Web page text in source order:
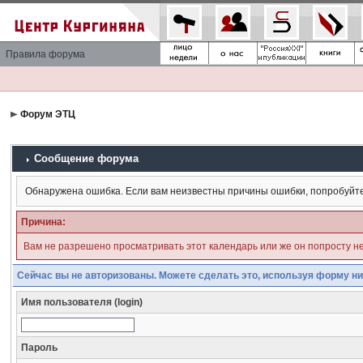
Правила форума
Форум ЭТЦ
Сообщение форума
Обнаружена ошибка. Если вам неизвестны причины ошибки,
Причина:
Вам не разрешено просматривать этот календарь или же он попросту
Сейчас вы не авторизованы. Можете сделать это, используя форму
Имя пользователя (login)
Пароль